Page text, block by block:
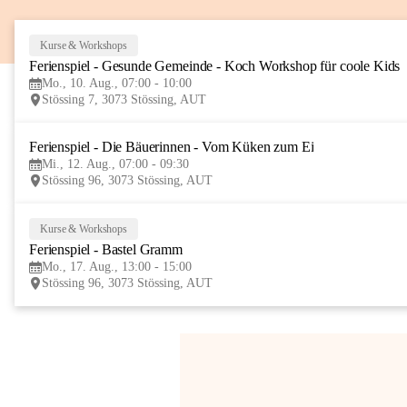
Kurse & Workshops
Ferienspiel - Gesunde Gemeinde - Koch Workshop für coole Kids
Mo., 10. Aug., 07:00 - 10:00
Stössing 7, 3073 Stössing, AUT
Ferienspiel - Die Bäuerinnen - Vom Küken zum Ei
Mi., 12. Aug., 07:00 - 09:30
Stössing 96, 3073 Stössing, AUT
Kurse & Workshops
Ferienspiel - Bastel Gramm
Mo., 17. Aug., 13:00 - 15:00
Stössing 96, 3073 Stössing, AUT